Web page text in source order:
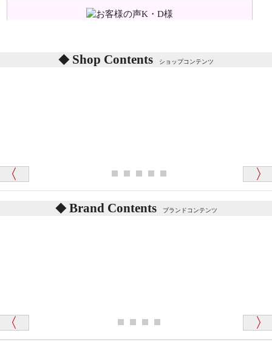
味などがありますか？
詳しくはこちらをご覧ください。
体をねかせたりおこしたりすると「グーグー」と鳴く
記載しておりますので、ぜひ探してみてください。
ディベアがいます。
「スクエーカー内蔵」と記載しておりますので、ぜひ
探してみてください。
東京都 M・K 様 （女性）
「対応はどちらも丁寧でした。値段と他の融通
「商品説明が細やかで丁寧であったことです」
「前に買ったことがあったお店でしたので」
Shop Contents ショップコンテンツ
Brand Contents ブランドコンテンツ